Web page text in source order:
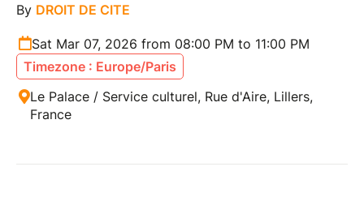
By DROIT DE CITE
Sat Mar 07, 2026 from 08:00 PM to 11:00 PM
Timezone : Europe/Paris
Le Palace / Service culturel, Rue d'Aire, Lillers,
France